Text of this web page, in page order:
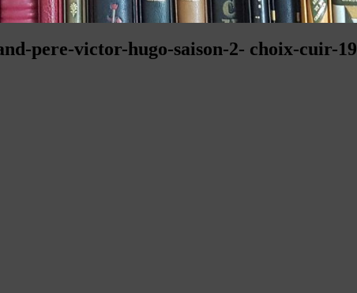
pere-victor-hugo-saison-2- choix-cuir-19